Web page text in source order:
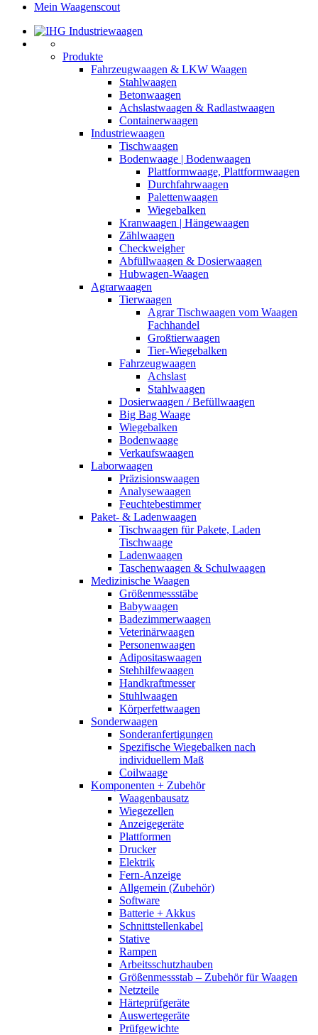
Mein Waagenscout
Produkte
Fahrzeugwaagen & LKW Waagen
Stahlwaagen
Betonwaagen
Achslastwaagen & Radlastwaagen
Containerwaagen
Industriewaagen
Tischwaagen
Bodenwaage | Bodenwaagen
Plattformwaage, Plattformwaagen
Durchfahrwaagen
Palettenwaagen
Wiegebalken
Kranwaagen | Hängewaagen
Zählwaagen
Checkweigher
Abfüllwaagen & Dosierwaagen
Hubwagen-Waagen
Agrarwaagen
Tierwaagen
Agrar Tischwaagen vom Waagen
Fachhandel
Großtierwaagen
Tier-Wiegebalken
Fahrzeugwaagen
Achslast
Stahlwaagen
Dosierwaagen / Befüllwaagen
Big Bag Waage
Wiegebalken
Bodenwaage
Verkaufswaagen
Laborwaagen
Präzisionswaagen
Analysewaagen
Feuchtebestimmer
Paket- & Ladenwaagen
Tischwaagen für Pakete, Laden
Tischwaage
Ladenwaagen
Taschenwaagen & Schulwaagen
Medizinische Waagen
Größenmessstäbe
Babywaagen
Badezimmerwaagen
Veterinärwaagen
Personenwaagen
Adipositaswaagen
Stehhilfewaagen
Handkraftmesser
Stuhlwaagen
Körperfettwaagen
Sonderwaagen
Sonderanfertigungen
Spezifische Wiegebalken nach
individuellem Maß
Coilwaage
Komponenten + Zubehör
Waagenbausatz
Wiegezellen
Anzeigegeräte
Plattformen
Drucker
Elektrik
Fern-Anzeige
Allgemein (Zubehör)
Software
Batterie + Akkus
Schnittstellenkabel
Stative
Rampen
Arbeitsschutzhauben
Größenmessstab – Zubehör für Waagen
Netzteile
Härteprüfgeräte
Auswertegeräte
Prüfgewichte